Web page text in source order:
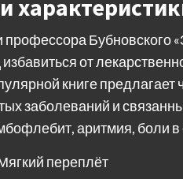
Бубновского
от
книге
заболеваний и
аритмия, боли
переплёт